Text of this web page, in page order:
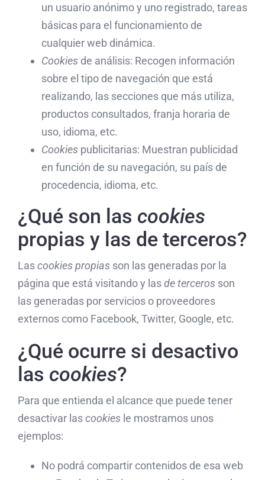
un usuario anónimo y uno registrado, tareas
básicas para el funcionamiento de
cualquier web dinámica.
Cookies de análisis: Recogen información
sobre el tipo de navegación que está
realizando, las secciones que más utiliza,
productos consultados, franja horaria de
uso, idioma, etc.
Cookies publicitarias: Muestran publicidad
en función de su navegación, su país de
procedencia, idioma, etc.
¿Qué son las cookies
propias y las de terceros?
Lascookies propias son las generadas por la
página que está visitando y lasde terceros son
las generadas por servicios o proveedores
externos como Facebook, Twitter, Google, etc.
¿Qué ocurre si desactivo
las cookies?
Para que entienda el alcance que puede tener
desactivar lascookies le mostramos unos
ejemplos:
No podrá compartir contenidos de esa web